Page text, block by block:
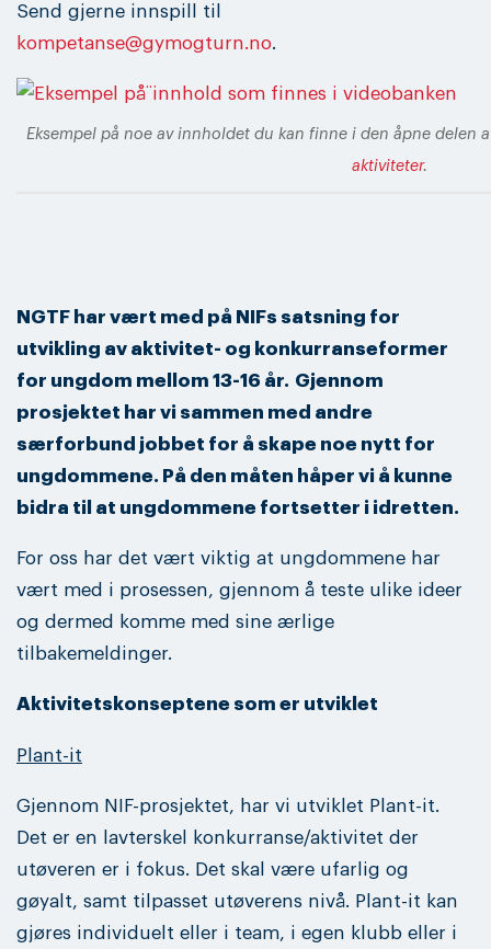
Send gjerne innspill til
kompetanse@gymogturn.no.
Eksempel på noe av innholdet du kan finne i den åpne delen
aktiviteter.
NGTF har vært med på NIFs satsning for
utvikling av aktivitet- og konkurranseformer
for ungdom mellom 13-16 år. Gjennom
prosjektet har vi sammen med andre
særforbund jobbet for å skape noe nytt for
ungdommene. På den måten håper vi å kunne
bidra til at ungdommene fortsetter i idretten.
For oss har det vært viktig at ungdommene har
vært med i prosessen, gjennom å teste ulike ideer
og dermed komme med sine ærlige
tilbakemeldinger.
Aktivitetskonseptene som er utviklet
Plant-it
Gjennom NIF-prosjektet, har vi utviklet Plant-it.
Det er en lavterskel konkurranse/aktivitet der
utøveren er i fokus. Det skal være ufarlig og
gøyalt, samt tilpasset utøverens nivå. Plant-it kan
gjøres individuelt eller i team, i egen klubb eller i